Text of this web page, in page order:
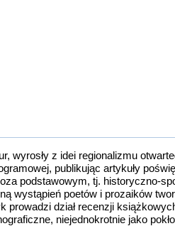
wyrosły z idei regionalizmu
publikując artykuły
podstawowym, tj. historyczno-
wystąpień poetów i prozaików
prowadzi dział recenzji
niejednokrotnie jako